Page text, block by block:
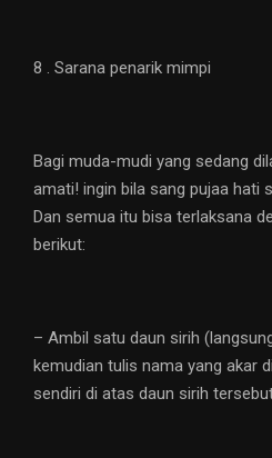
8 . Sarana penarik mimpi
Bagi muda-mudi yang sedang
amati! ingin bila sang pujaa hati
Dan semua itu bisa terlaksana
berikut:
– Ambil satu daun sirih
kemudian tulis nama yang akar
sendiri di atas daun sirih